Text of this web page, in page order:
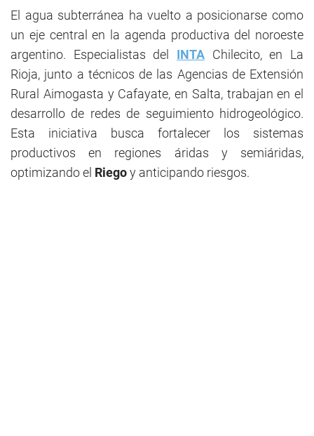
El agua subterránea ha vuelto a posicionarse como
un eje central en la agenda productiva del noroeste
argentino. Especialistas del INTA Chilecito, en La
Rioja, junto a técnicos de las Agencias de Extensión
Rural Aimogasta y Cafayate, en Salta, trabajan en el
desarrollo de redes de seguimiento hidrogeológico.
Esta iniciativa busca fortalecer los sistemas
productivos en regiones áridas y semiáridas,
optimizando el Riegoy anticipando riesgos.